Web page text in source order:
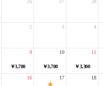
26 27 28
2 3 4
￥3,700
9
￥3,700
10
￥3,300
11
16 17 18